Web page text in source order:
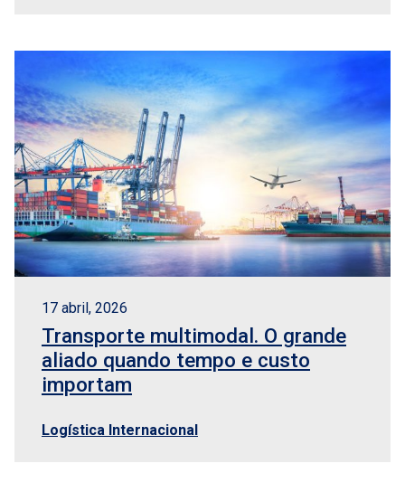
17 abril, 2026
Transporte multimodal. O grande
aliado quando tempo e custo
importam
Logística Internacional